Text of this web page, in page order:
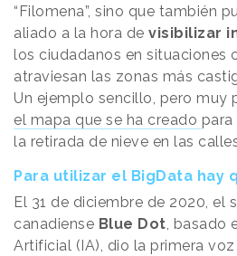
“Filomena”, sino que también
aliado a la hora de visibilizar
los ciudadanos en situaciones
atraviesan las zonas más
Un ejemplo sencillo, pero muy
el mapa que se ha creado
la retirada de nieve en las
Para utilizar el BigData hay
El 31 de diciembre de 2020, el
canadiense Blue Dot, basado
Artificial (IA), dio la primera